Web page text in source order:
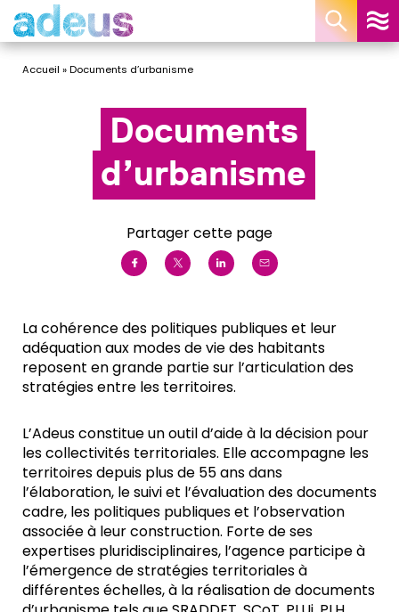
Accueil »Documents d’urbanisme
Documents
d’urbanisme
Partager cette page
La cohérence des politiques publiques et leur
adéquation aux modes de vie des habitants
reposent en grande partie sur l’articulation des
stratégies entre les territoires.
L’Adeus constitue un outil d’aide à la décision pour
les collectivités territoriales. Elle accompagne les
territoires depuis plus de 55 ans dans
l’élaboration, le suivi et l’évaluation des documents
cadre, les politiques publiques et l’observation
associée à leur construction. Forte de ses
expertises pluridisciplinaires, l’agence participe à
l’émergence de stratégies territoriales à
différentes échelles, à la réalisation de documents
Panneau de gestion des cookies